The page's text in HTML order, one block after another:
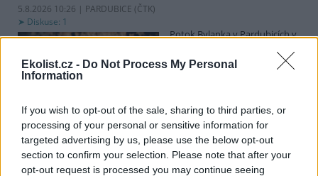
Ekolist.cz - Do Not Process My Personal
Information
If you wish to opt-out of the sale, sharing to third parties, or
processing of your personal or sensitive information for
targeted advertising by us, please use the below opt-out
section to confirm your selection. Please note that after your
opt-out request is processed you may continue seeing
5.8.2026 10:26 | PARDUBICE (ČTK)
Diskuse: 1
Potok Bylanka v Pardubicích v
průtoků a suchého počasí
vyschl. Městský obvod VI chce
Povodí Labe. Organizace ale požadavek odmítla s tím, že údržbu
dělala už v červnu a další zásah v tuto chvíli neplánuje, zjistila ČTK.